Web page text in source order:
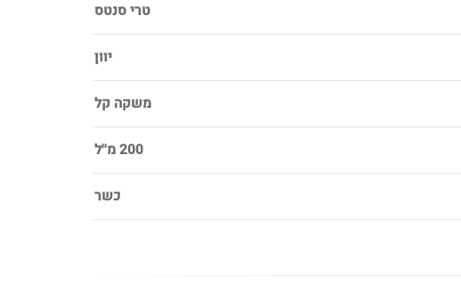
טרי סנטס
יוון
משקה קל
200 מ''ל
כשר